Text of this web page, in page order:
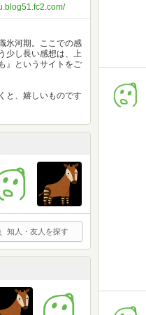
氷河期。ここでの感
少し長い感想は、上
』というサイトをご
と、嬉しいものです
知人・友人を探す